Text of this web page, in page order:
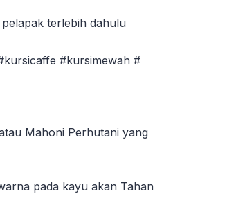
terlebih dahulu
#kursimewah #
Mahoni Perhutani yang
pada kayu akan Tahan